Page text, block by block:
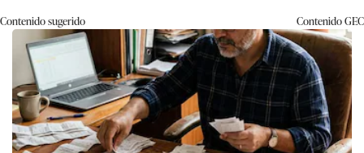
Contenido sugerido ContenidoGEC